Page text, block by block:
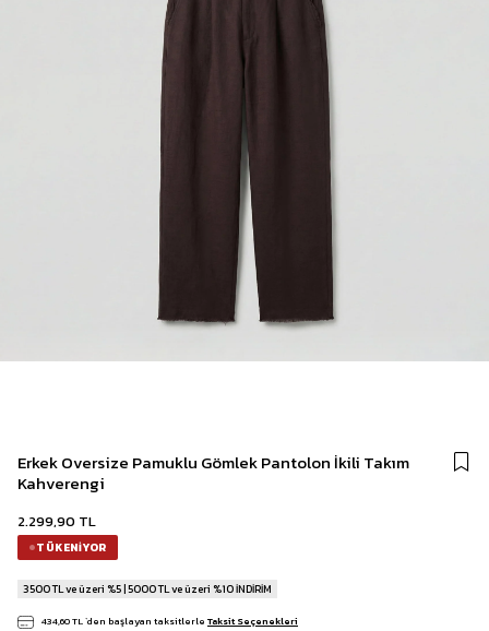
Erkek Oversize Pamuklu Gömlek Pantolon İkili Takım
Kahverengi
2.299,90 TL
TÜKENIYOR
3500 TL ve üzeri %5 | 5000 TL ve üzeri %10 İNDİRİM
434,60 TL`den başlayan taksitlerle Taksit Seçenekleri